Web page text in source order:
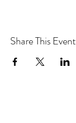
Share This Event